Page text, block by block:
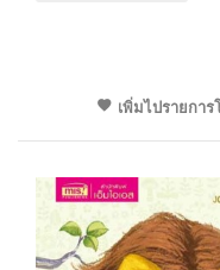
เพิ่มไปรายการ